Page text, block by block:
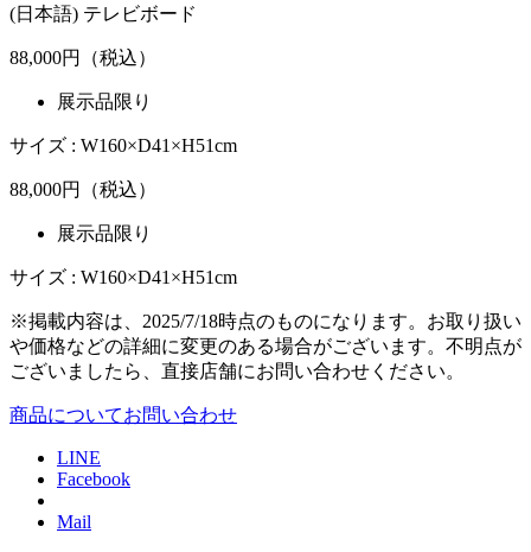
(日本語) テレビボード
88,000円（税込）
展示品限り
サイズ : W160×D41×H51cm
88,000円（税込）
展示品限り
サイズ : W160×D41×H51cm
※掲載内容は、2025/7/18時点のものになります。お取り扱い
や価格などの詳細に変更のある場合がございます。不明点が
ございましたら、直接店舗にお問い合わせください。
商品についてお問い合わせ
LINE
Facebook
Mail